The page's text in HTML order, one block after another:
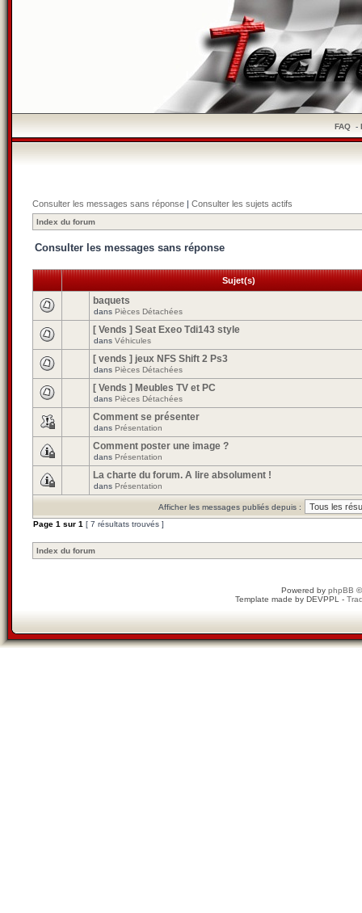
FAQ-
Consulter les messages sans réponse | Consulter les sujets actifs
Index du forum
Consulter les messages sans réponse
Sujet(s)
baquets
dans Pièces Détachées
[ Vends ] Seat Exeo Tdi143 style
dans Véhicules
[ vends ] jeux NFS Shift 2 Ps3
dans Pièces Détachées
[ Vends ] Meubles TV et PC
dans Pièces Détachées
Comment se présenter
dans Présentation
Comment poster une image ?
dans Présentation
La charte du forum. A lire absolument !
dans Présentation
Afficher les messages publiés depuis :
Page 1 sur 1 [ 7 résultats trouvés ]
Index du forum
Powered by phpBB
Template made by DEVPPL -